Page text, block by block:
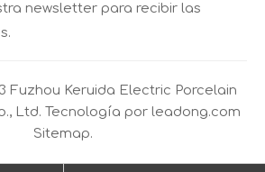
newsletter para recibir las
Fuzhou Keruida Electric Porcelain
Ltd. Tecnología por leadong.com
Sitemap.